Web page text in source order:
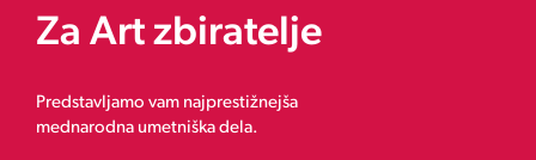
Za Art zbiratelje
Predstavljamo vam najprestižnejša
mednarodna umetniška dela.